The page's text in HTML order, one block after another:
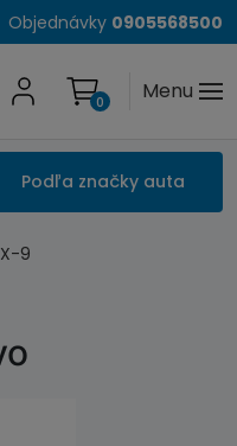
Objednávky 0905568500
Menu
0
Podľa značky auta
9